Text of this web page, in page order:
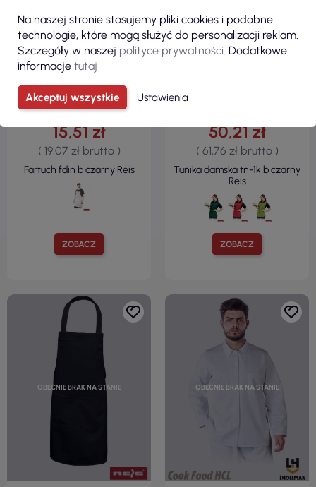
ZOBACZ
15,51 zł
( 19,07 zł brutto )
Fartuch fdin b czarny Reis
ZOBACZ
50,21 zł
( 61,76 zł brutto )
Tunika damska tn-1k b czarny
Reis
OBECNIE BRAK NA STANIE OBECNIE BRAK NA STANIE
Na naszej stronie stosujemy pliki cookies i podobne
technologie, które mogą służyć do personalizacji reklam.
Szczegóły w naszej polityce prywatności . Dodatkowe
informacje tutaj
Akceptuj wszystkie Ustawienia